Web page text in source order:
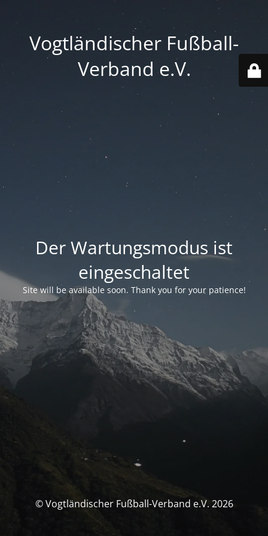
Vogtländischer Fußball-
Verband e.V.
Der Wartungsmodus ist
eingeschaltet
Site will be available soon. Thank you for your patience!
© Vogtländischer Fußball-Verband e.V. 2026